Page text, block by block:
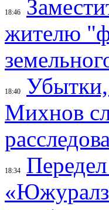
18:46
жителю
18:40
Михнов
18:34